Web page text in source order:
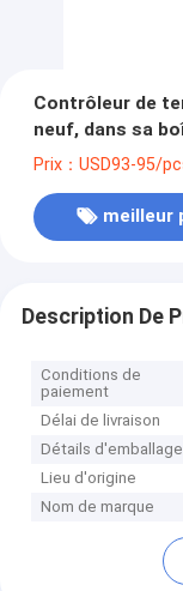
Contrôleur de
neuf, dans sa
Prix：USD93-95/
meilleur
Description De
Conditions de
paiement
Délai de livraison
Détails d'emballage
Lieu d'origine
Nom de marque